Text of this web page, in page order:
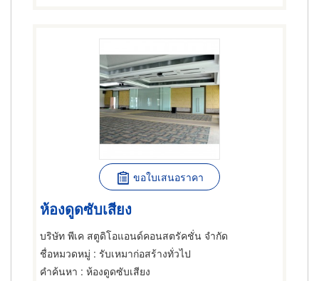
ขอใบเสนอราคา
ห้องดูดซับเสียง
บริษัท พีเค สตูดิโอแอนด์คอนสตรัคชั่น จำกัด
ชื่อหมวดหมู่ : รับเหมาก่อสร้างทั่วไป
คำค้นหา : ห้องดูดซับเสียง